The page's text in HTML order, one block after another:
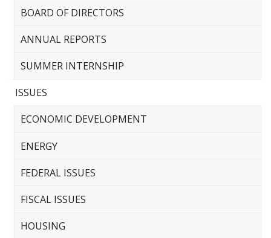
BOARD OF DIRECTORS
ANNUAL REPORTS
SUMMER INTERNSHIP
ISSUES
ECONOMIC DEVELOPMENT
ENERGY
FEDERAL ISSUES
FISCAL ISSUES
HOUSING